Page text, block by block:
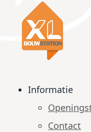
Informatie
Contact